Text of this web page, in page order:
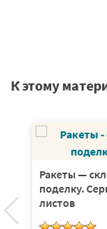
К этому
Ракеты —
поделку.
листов